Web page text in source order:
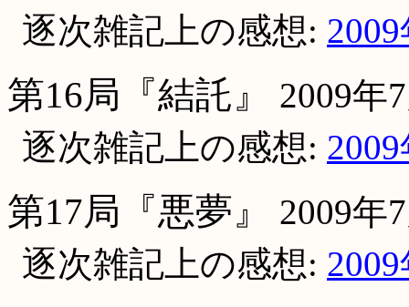
逐次雑記上の感想:
第16局『結託』
2009年
逐次雑記上の感想:
第17局『悪夢』
2009年
逐次雑記上の感想: